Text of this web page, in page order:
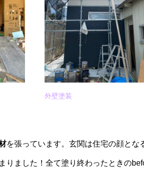
外壁塗装
を張っています。玄関は住宅の顔と
りました！全て塗り終わったときの